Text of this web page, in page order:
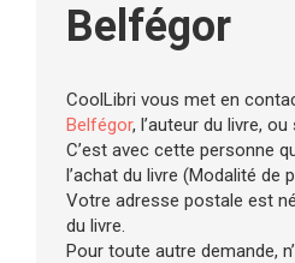
Belfégor
CoolLibri vous met en
Belfégor, l’auteur du livre,
C’est avec cette personne
l’achat du livre (Modalité de
Votre adresse postale est
du livre.
Pour toute autre demande,